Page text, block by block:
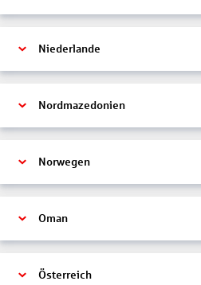
Niederlande
Nordmazedonien
Norwegen
Oman
Österreich